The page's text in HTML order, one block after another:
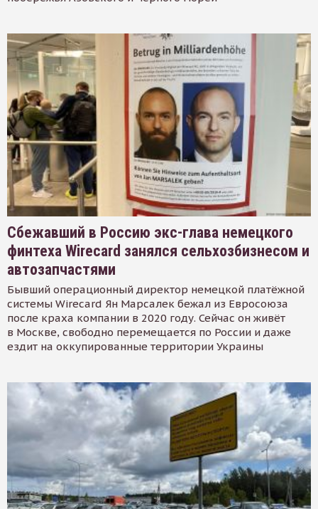
Сбежавший в Россию экс-глава немецкого
финтеха Wirecard занялся сельхозбизнесом и
автозапчастями
Бывший операционный директор немецкой платёжной
системы Wirecard Ян Марсалек бежал из Евросоюза
после краха компании в 2020 году. Сейчас он живёт
в Москве, свободно перемещается по России и даже
ездит на оккупированные территории Украины